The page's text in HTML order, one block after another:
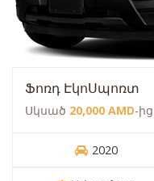
Ֆոռդ ԷկոՍպոռտ
Սկսած 20,000 AMD-ից
2020